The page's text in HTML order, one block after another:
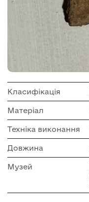
Класифікація
Матеріал
Техніка виконання
Довжина
Музей